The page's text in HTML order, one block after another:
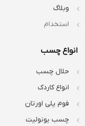
وبلاگ
استخدام
انواع چسب
حلال چسب
انواع کاردک
فوم پلی اورتان
چسب یونولیت